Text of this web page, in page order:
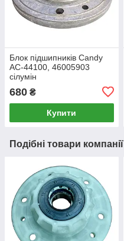
Блок підшипників Candy
AC-44100, 46005903
сілумін
680 ₴
Купити
Подібні товари компанії